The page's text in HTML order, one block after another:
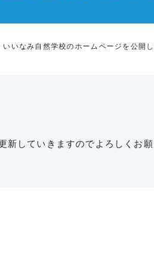
いいなみ自然学校のホームページを公開し
新していきますのでよろしくお願